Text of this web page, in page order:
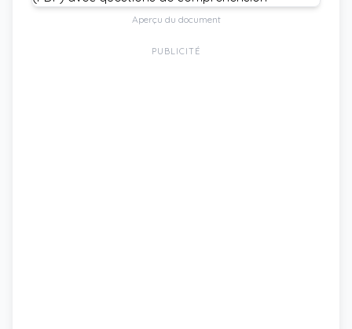
Aperçu du document
PUBLICITÉ